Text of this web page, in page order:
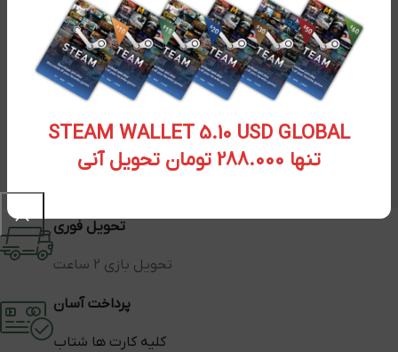
STEAM WALLET 5.10 USD GLOBAL
تنها 288.000 تومان تحویل آنی
تحویل فوری
تحویل بازی 2 ساعت
پرداخت آسان
کلیه کارت ها شتاب